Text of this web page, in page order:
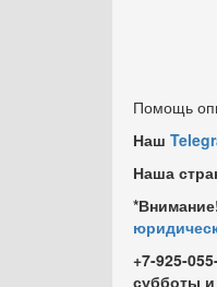
Помощь
Наш
Наша
+7-925-
субботы